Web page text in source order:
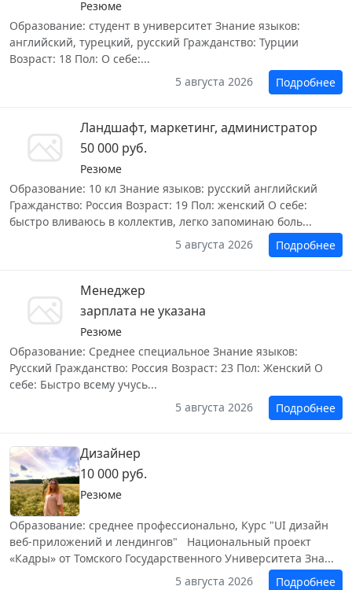
Резюме
Образование: студент в университет Знание языков:
английский, турецкий, русский Гражданство: Турции
Возраст: 18 Пол: О себе:...
5 августа 2026
Подробнее
Ландшафт, маркетинг, администратор
50 000 руб.
Резюме
Образование: 10 кл Знание языков: русский английский
Гражданство: Россия Возраст: 19 Пол: женский О себе:
быстро вливаюсь в коллектив, легко запоминаю боль...
5 августа 2026
Подробнее
Менеджер
зарплата не указана
Резюме
Образование: Среднее специальное Знание языков:
Русский Гражданство: Россия Возраст: 23 Пол: Женский О
себе: Быстро всему учусь...
5 августа 2026
Подробнее
Дизайнер
10 000 руб.
Резюме
Образование: среднее профессионально, Курс "UI дизайн
веб-приложений и лендингов" ‎ Национальный проект
«Кадры» от Томского Государственного Университета Зна...
5 августа 2026
Подробнее